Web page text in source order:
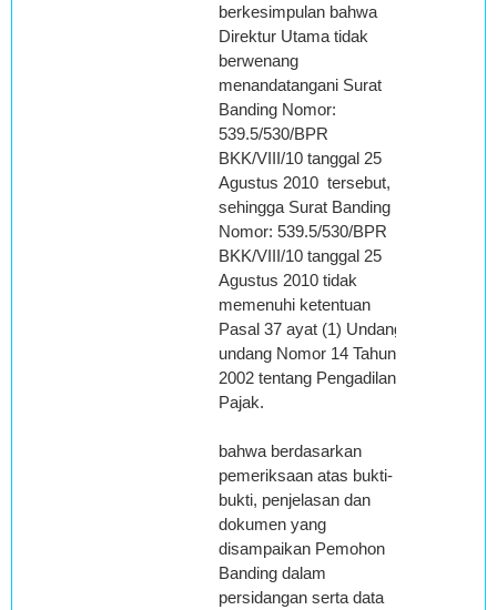
berkesimpulan bahwa
Direktur Utama tidak
berwenang
menandatangani Surat
Banding Nomor:
539.5/530/BPR
BKK/VIII/10 tanggal 25
Agustus 2010 tersebut,
sehingga Surat Banding
Nomor: 539.5/530/BPR
BKK/VIII/10 tanggal 25
Agustus 2010 tidak
memenuhi ketentuan
Pasal 37 ayat (1) Undang-
undang Nomor 14 Tahun
2002 tentang Pengadilan
Pajak.
bahwa berdasarkan
pemeriksaan atas bukti-
bukti, penjelasan dan
dokumen yang
disampaikan Pemohon
Banding dalam
persidangan serta data